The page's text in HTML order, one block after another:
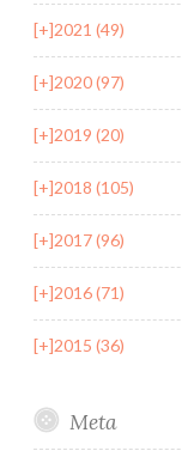
[+]2021 (49)
[+]2020 (97)
[+]2019 (20)
[+]2018 (105)
[+]2017 (96)
[+]2016 (71)
[+]2015 (36)
Meta